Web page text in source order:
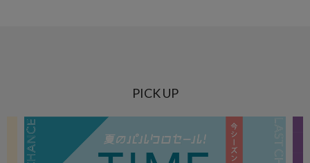
PICK UP